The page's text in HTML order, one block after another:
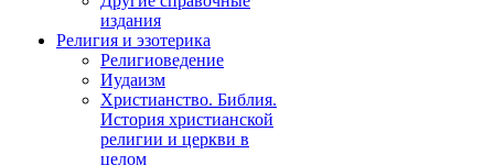
издания
Религия и эзотерика
Религиоведение
Иудаизм
Христианство. Библия.
История христианской
религии и церкви в
целом